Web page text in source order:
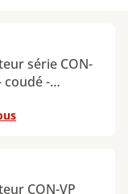
série CON-
coudé -
CON-VP